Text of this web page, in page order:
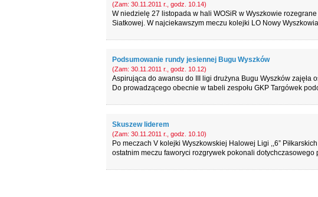
(Zam: 30.11.2011 r., godz. 10.14)
W niedzielę 27 listopada w hali WOSiR w Wyszkowie
Siatkowej. W najciekawszym meczu kolejki LO Nowy
Podsumowanie rundy jesiennej Bugu Wyszków
(Zam: 30.11.2011 r., godz. 10.12)
Aspirująca do awansu do III ligi drużyna Bugu Wyszków zajęła
Do prowadzącego obecnie w tabeli zespołu GKP Targówek
Skuszew liderem
(Zam: 30.11.2011 r., godz. 10.10)
Po meczach V kolejki Wyszkowskiej Halowej Ligi ,,6”
ostatnim meczu faworyci rozgrywek pokonali